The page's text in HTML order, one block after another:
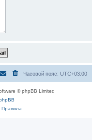
Часовой пояс: UTC+03:00
© phpBB Limited
Правила